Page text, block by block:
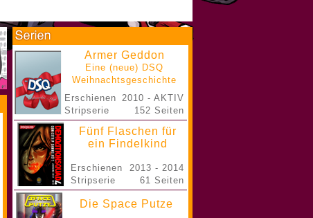
Armer Geddon
Eine (neue) DSQ
Weihnachtsgeschichte
Erschienen
Stripserie
2010 - AKTIV
152 Seiten
Fünf Flaschen für
ein Findelkind
Erschienen
Stripserie
2013 - 2014
61 Seiten
Die Space Putze